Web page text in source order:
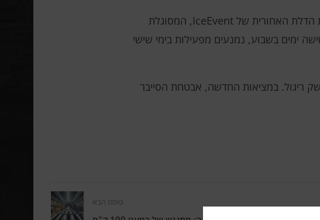
הארסנל של IcePeony כולל את הכלי IceCache, המיועד לפרוץ לשרתי Microsoft IIS, ואת הדלת האחורית של IceEvent, המסוגלת
ימים בשבוע, נמנעים מפעילות בימי שישי
ריגול. במציאות החדשה, אבטחת הסייבר
פוסט הבא